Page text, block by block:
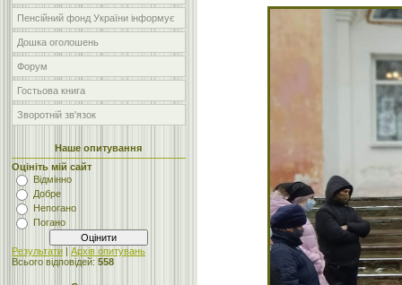
Пенсійний фонд України інформує
Дошка оголошень
Форум
Гостьова книга
Зворотній зв'язок
Наше опитування
Оцініть мій сайт
Відмінно
Добре
Непогано
Погано
Результати | Архів опитувань
Всього відповідей: 558